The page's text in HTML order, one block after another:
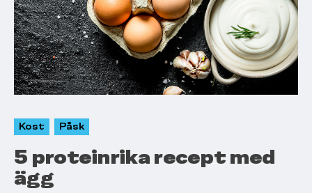
Kost Påsk
5 proteinrika recept med
ägg